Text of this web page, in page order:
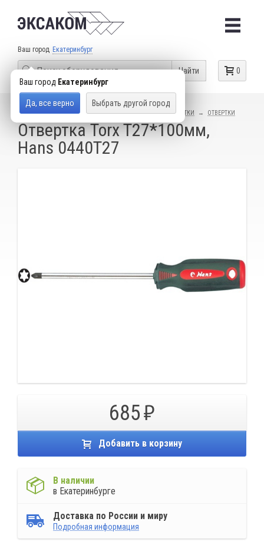
Ваш город Екатеринбург
Ваш город Екатеринбург
Да, все верно Выбрать другой город
0
Найти
КАТАЛОГ ТОВАРОВ СЛЕСАРНЫЙ ИНСТРУМЕНТ ОТВЕРТКИ ОТВЕРТКИ
Отвертка Torx T27*100мм,
Hans 0440T27
685
Добавить в корзину
В наличии
в Екатеринбурге
Доставка по России и миру
Подробная информация